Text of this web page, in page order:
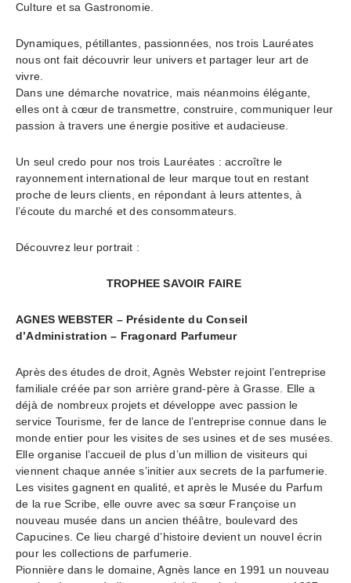
Culture et sa Gastronomie.
Dynamiques, pétillantes, passionnées, nos trois Lauréates
nous ont fait découvrir leur univers et partager leur art de
vivre.
Dans une démarche novatrice, mais néanmoins élégante,
elles ont à cœur de transmettre, construire, communiquer leur
passion à travers une énergie positive et audacieuse.
Un seul credo pour nos trois Lauréates : accroître le
rayonnement international de leur marque tout en restant
proche de leurs clients, en répondant à leurs attentes, à
l’écoute du marché et des consommateurs.
Découvrez leur portrait :
TROPHEE SAVOIR FAIRE
AGNES WEBSTER – Présidente du Conseil
d’Administration – Fragonard Parfumeur
Après des études de droit, Agnès Webster rejoint l’entreprise
familiale créée par son arrière grand-père à Grasse. Elle a
déjà de nombreux projets et développe avec passion le
service Tourisme, fer de lance de l’entreprise connue dans le
monde entier pour les visites de ses usines et de ses musées.
Elle organise l’accueil de plus d’un million de visiteurs qui
viennent chaque année s’initier aux secrets de la parfumerie.
Les visites gagnent en qualité, et après le Musée du Parfum
de la rue Scribe, elle ouvre avec sa sœur Françoise un
nouveau musée dans un ancien théâtre, boulevard des
Capucines. Ce lieu chargé d’histoire devient un nouvel écrin
pour les collections de parfumerie.
Pionnière dans le domaine, Agnès lance en 1991 un nouveau